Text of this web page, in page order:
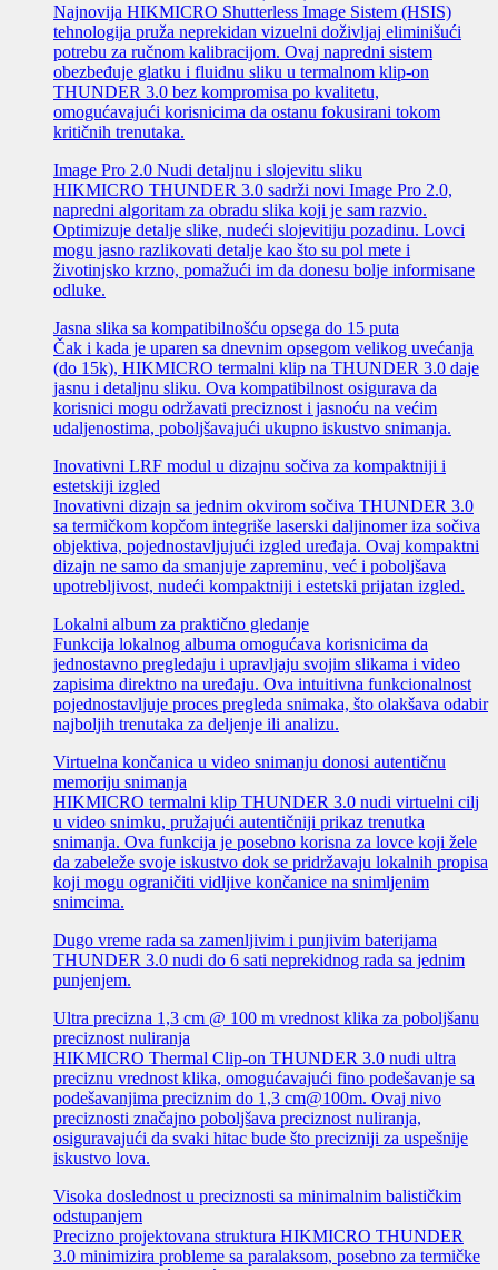
Najnovija HIKMICRO Shutterless Image Sistem (HSIS)
tehnologija pruža neprekidan vizuelni doživljaj eliminišući
potrebu za ručnom kalibracijom. Ovaj napredni sistem
obezbeđuje glatku i fluidnu sliku u termalnom klip-on
THUNDER 3.0 bez kompromisa po kvalitetu,
omogućavajući korisnicima da ostanu fokusirani tokom
kritičnih trenutaka.
Image Pro 2.0 Nudi detaljnu i slojevitu sliku
HIKMICRO THUNDER 3.0 sadrži novi Image Pro 2.0,
napredni algoritam za obradu slika koji je sam razvio.
Optimizuje detalje slike, nudeći slojevitiju pozadinu. Lovci
mogu jasno razlikovati detalje kao što su pol mete i
životinjsko krzno, pomažući im da donesu bolje informisane
odluke.
Jasna slika sa kompatibilnošću opsega do 15 puta
Čak i kada je uparen sa dnevnim opsegom velikog uvećanja
(do 15k), HIKMICRO termalni klip na THUNDER 3.0 daje
jasnu i detaljnu sliku. Ova kompatibilnost osigurava da
korisnici mogu održavati preciznost i jasnoću na većim
udaljenostima, poboljšavajući ukupno iskustvo snimanja.
Inovativni LRF modul u dizajnu sočiva za kompaktniji i
estetskiji izgled
Inovativni dizajn sa jednim okvirom sočiva THUNDER 3.0
sa termičkom kopčom integriše laserski daljinomer iza sočiva
objektiva, pojednostavljujući izgled uređaja. Ovaj kompaktni
dizajn ne samo da smanjuje zapreminu, već i poboljšava
upotrebljivost, nudeći kompaktniji i estetski prijatan izgled.
Lokalni album za praktično gledanje
Funkcija lokalnog albuma omogućava korisnicima da
jednostavno pregledaju i upravljaju svojim slikama i video
zapisima direktno na uređaju. Ova intuitivna funkcionalnost
pojednostavljuje proces pregleda snimaka, što olakšava odabir
najboljih trenutaka za deljenje ili analizu.
Virtuelna končanica u video snimanju donosi autentičnu
memoriju snimanja
HIKMICRO termalni klip THUNDER 3.0 nudi virtuelni cilj
u video snimku, pružajući autentičniji prikaz trenutka
snimanja. Ova funkcija je posebno korisna za lovce koji žele
da zabeleže svoje iskustvo dok se pridržavaju lokalnih propisa
koji mogu ograničiti vidljive končanice na snimljenim
snimcima.
Dugo vreme rada sa zamenljivim i punjivim baterijama
THUNDER 3.0 nudi do 6 sati neprekidnog rada sa jednim
punjenjem.
Ultra precizna 1,3 cm @ 100 m vrednost klika za poboljšanu
preciznost nuliranja
HIKMICRO Thermal Clip-on THUNDER 3.0 nudi ultra
preciznu vrednost klika, omogućavajući fino podešavanje sa
podešavanjima preciznim do 1,3 cm@100m. Ovaj nivo
preciznosti značajno poboljšava preciznost nuliranja,
osiguravajući da svaki hitac bude što precizniji za uspešnije
iskustvo lova.
Visoka doslednost u preciznosti sa minimalnim balističkim
odstupanjem
Precizno projektovana struktura HIKMICRO THUNDER
3.0 minimizira probleme sa paralaksom, posebno za termičke